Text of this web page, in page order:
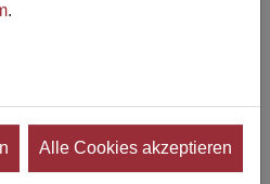
haben Finanzgerichte zwei
von
Entscheidend war in
eine Leistung einen
.
Alle Cookies akzeptieren